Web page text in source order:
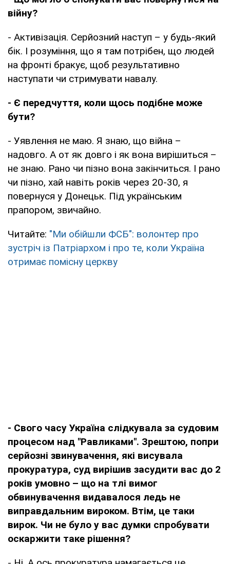
війну?
- Активізація. Серйозний наступ – у будь-який
бік. І розуміння, що я там потрібен, що людей
на фронті бракує, щоб результативно
наступати чи стримувати навалу.
- Є передчуття, коли щось подібне може
бути?
- Уявлення не маю. Я знаю, що війна –
надовго. А от як довго і як вона вирішиться –
не знаю. Рано чи пізно вона закінчиться. І рано
чи пізно, хай навіть років через 20-30, я
повернуся у Донецьк. Під українським
прапором, звичайно.
Читайте: "Ми обійшли ФСБ": волонтер про
зустріч із Патріархом і про те, коли Україна
отримає помісну церкву
- Свого часу Україна слідкувала за судовим
процесом над "Равликами". Зрештою, попри
серйозні звинувачення, які висувала
прокуратура, суд вирішив засудити вас до 2
років умовно – що на тлі вимог
обвинувачення видавалося ледь не
виправдальним вироком. Втім, це таки
вирок. Чи не було у вас думки спробувати
оскаржити таке рішення?